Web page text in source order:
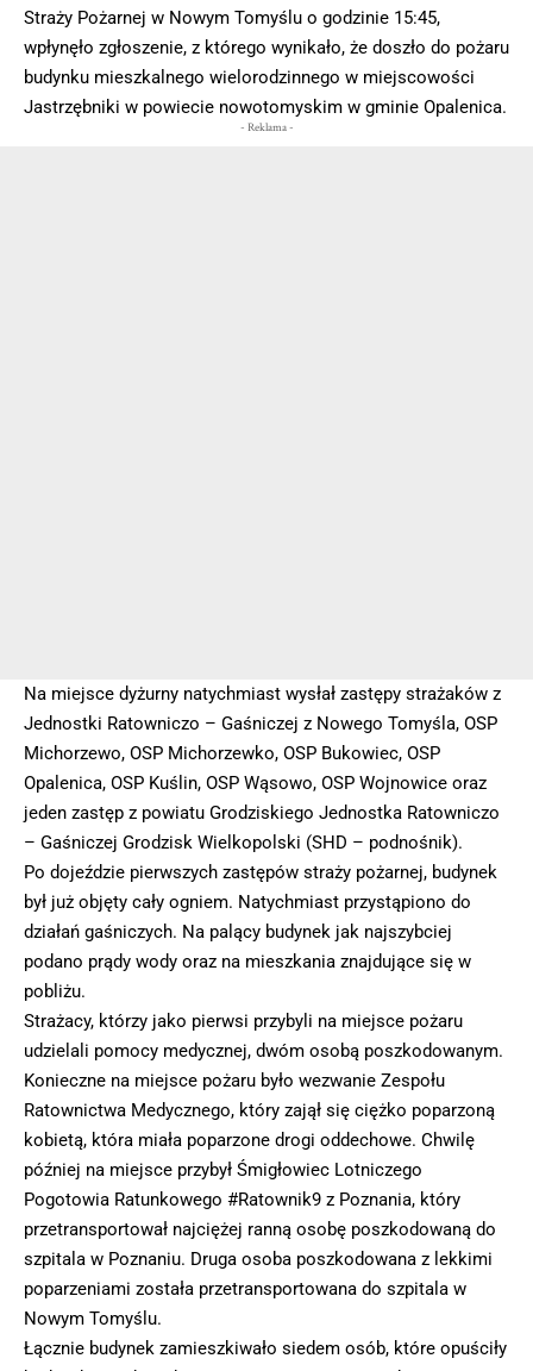
Straży Pożarnej w Nowym Tomyślu o godzinie 15:45,
wpłynęło zgłoszenie, z którego wynikało, że doszło do pożaru
budynku mieszkalnego wielorodzinnego w miejscowości
Jastrzębniki w powiecie nowotomyskim w gminie Opalenica.
- Reklama -
Na miejsce dyżurny natychmiast wysłał zastępy strażaków z
Jednostki Ratowniczo – Gaśniczej z Nowego Tomyśla, OSP
Michorzewo, OSP Michorzewko, OSP Bukowiec, OSP
Opalenica, OSP Kuślin, OSP Wąsowo, OSP Wojnowice oraz
jeden zastęp z powiatu Grodziskiego Jednostka Ratowniczo
– Gaśniczej Grodzisk Wielkopolski (SHD – podnośnik).
Po dojeździe pierwszych zastępów straży pożarnej, budynek
był już objęty cały ogniem. Natychmiast przystąpiono do
działań gaśniczych. Na palący budynek jak najszybciej
podano prądy wody oraz na mieszkania znajdujące się w
pobliżu.
Strażacy, którzy jako pierwsi przybyli na miejsce pożaru
udzielali pomocy medycznej, dwóm osobą poszkodowanym.
Konieczne na miejsce pożaru było wezwanie Zespołu
Ratownictwa Medycznego, który zajął się ciężko poparzoną
kobietą, która miała poparzone drogi oddechowe. Chwilę
później na miejsce przybył Śmigłowiec Lotniczego
Pogotowia Ratunkowego #Ratownik9 z Poznania, który
przetransportował najciężej ranną osobę poszkodowaną do
szpitala w Poznaniu. Druga osoba poszkodowana z lekkimi
poparzeniami została przetransportowana do szpitala w
Nowym Tomyślu.
Łącznie budynek zamieszkiwało siedem osób, które opuściły